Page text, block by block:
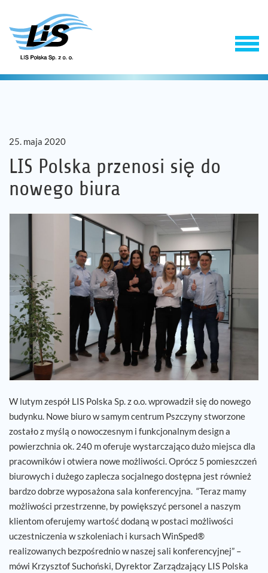
Produkty
Firma
Kariera
Referencje
Aktualności
25. maja 2020
LIS Polska przenosi się do
nowego biura
W lutym zespół LIS Polska Sp. z o.o. wprowadził się do nowego
budynku. Nowe biuro w samym centrum Pszczyny stworzone
zostało z myślą o nowoczesnym i funkcjonalnym design a
powierzchnia ok. 240 m oferuje wystarczająco dużo miejsca dla
pracowników i otwiera nowe możliwości. Oprócz 5 pomieszczeń
biurowych i dużego zaplecza socjalnego dostępna jest również
bardzo dobrze wyposażona sala konferencyjna. “Teraz mamy
możliwości przestrzenne, by powiększyć personel a naszym
klientom oferujemy wartość dodaną w postaci możliwości
uczestniczenia w szkoleniach i kursach WinSped®
realizowanych bezpośrednio w naszej sali konferencyjnej” –
mówi Krzysztof Suchoński, Dyrektor Zarządzający LIS Polska